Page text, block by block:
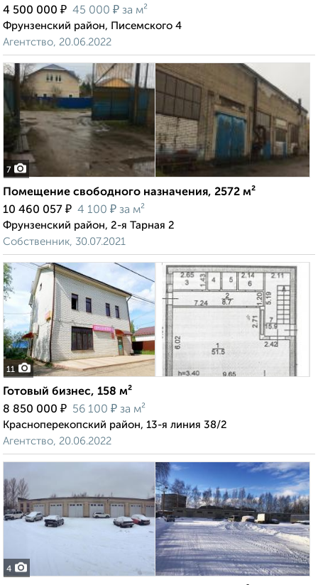
4 500 000 ₽ 45 000 ₽ за м²
Фрунзенский район, Писемского 4
Агентство, 20.06.2022
7
Помещение свободного назначения, 2572 м²
10 460 057 ₽ 4 100 ₽ за м²
Фрунзенский район, 2-я Тарная 2
Собственник, 30.07.2021
11
Готовый бизнес, 158 м²
8 850 000 ₽ 56 100 ₽ за м²
Красноперекопский район, 13-я линия 38/2
Агентство, 20.06.2022
4